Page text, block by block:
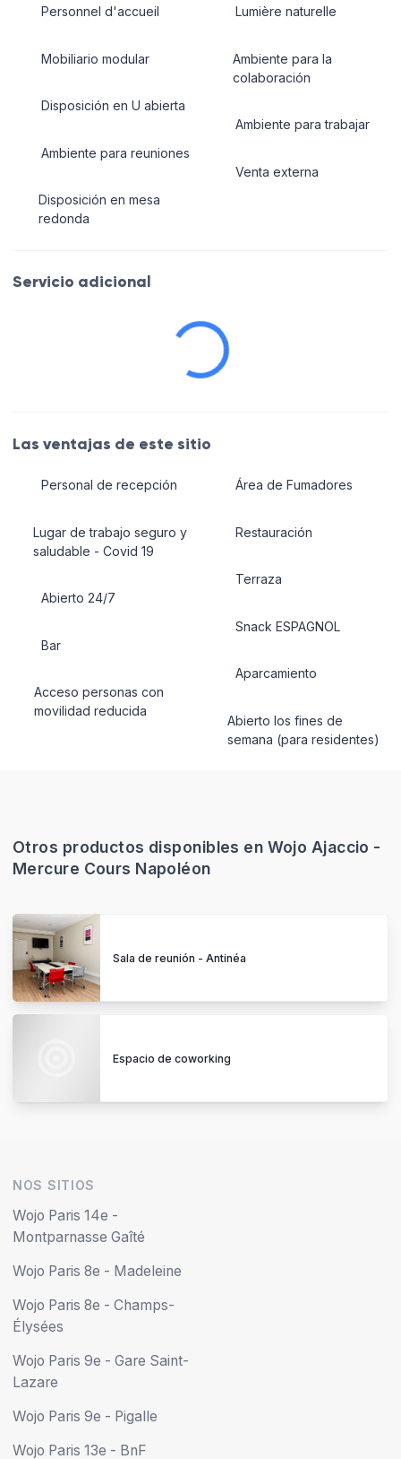
Personnel d'accueil
Mobiliario modular
Disposición en U abierta
Ambiente para reuniones
Disposición en mesa
redonda
Lumière naturelle
Ambiente para la
colaboración
Ambiente para trabajar
Venta externa
Servicio adicional
Las ventajas de este sitio
Personal de recepción
Lugar de trabajo seguro y
saludable - Covid 19
Abierto 24/7
Bar
Acceso personas con
movilidad reducida
Área de Fumadores
Restauración
Terraza
Snack ESPAGNOL
Aparcamiento
Abierto los fines de
semana (para residentes)
Otros productos disponibles en Wojo Ajaccio -
Mercure Cours Napoléon
Sala de reunión - Antinéa
Espacio de coworking
NOS SITIOS
Wojo Paris 14e -
Montparnasse Gaîté
Wojo Paris 8e - Madeleine
Wojo Paris 8e - Champs-
Élysées
Wojo Paris 9e - Gare Saint-
Lazare
Wojo Paris 9e - Pigalle
Wojo Paris 13e - BnF